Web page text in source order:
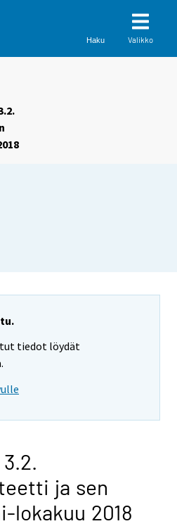
Haku Valikko
tiedot löydät
ja sen
lokakuu 2018